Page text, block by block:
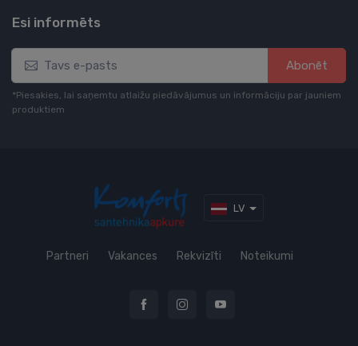
Esi informēts
Abonēt
*Piesakies, lai saņemtu atlaižu piedāvājumus un informāciju par jauniem
produktiem
LV
Partneri Vakances Rekvizīti Noteikumi